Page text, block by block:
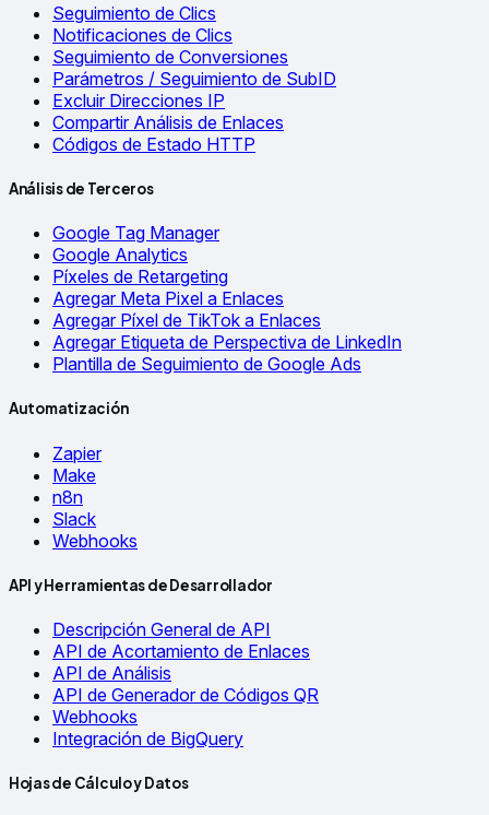
Seguimiento de Clics
Notificaciones de Clics
Seguimiento de Conversiones
Parámetros / Seguimiento de SubID
Excluir Direcciones IP
Compartir Análisis de Enlaces
Códigos de Estado HTTP
Análisis de Terceros
Google Tag Manager
Google Analytics
Píxeles de Retargeting
Agregar Meta Pixel a Enlaces
Agregar Píxel de TikTok a Enlaces
Agregar Etiqueta de Perspectiva de LinkedIn
Plantilla de Seguimiento de Google Ads
Automatización
Zapier
Make
n8n
Slack
Webhooks
API y Herramientas de Desarrollador
Descripción General de API
API de Acortamiento de Enlaces
API de Análisis
API de Generador de Códigos QR
Webhooks
Integración de BigQuery
Hojas de Cálculo y Datos